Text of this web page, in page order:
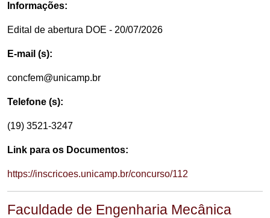
Informações:
Edital de abertura DOE - 20/07/2026
E-mail (s):
concfem@unicamp.br
Telefone (s):
(19) 3521-3247
Link para os Documentos:
https://inscricoes.unicamp.br/concurso/112
Faculdade de Engenharia Mecânica